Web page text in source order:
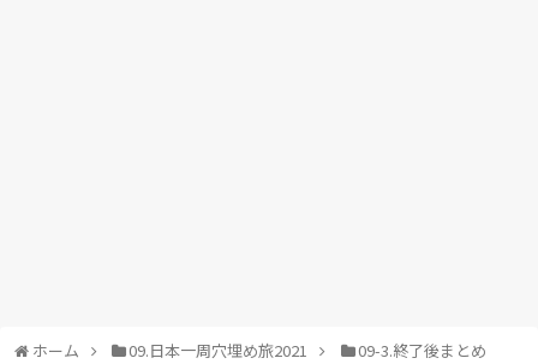
ホーム 09.日本一周穴埋め旅2021 09-3.終了後まとめ